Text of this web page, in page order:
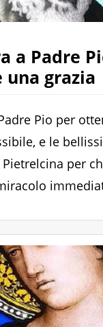
a Padre
grazia
Pio per
e le
Pietrelcina per